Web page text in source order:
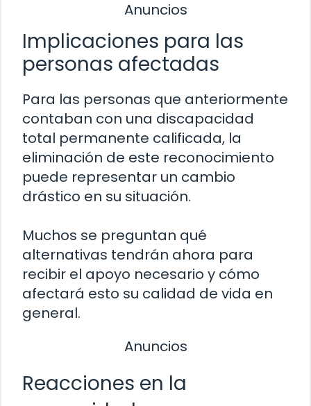
Anuncios
Implicaciones para las
personas afectadas
Para las personas que anteriormente
contaban con una discapacidad
total permanente calificada, la
eliminación de este reconocimiento
puede representar un cambio
drástico en su situación.
Muchos se preguntan qué
alternativas tendrán ahora para
recibir el apoyo necesario y cómo
afectará esto su calidad de vida en
general.
Anuncios
Reacciones en la